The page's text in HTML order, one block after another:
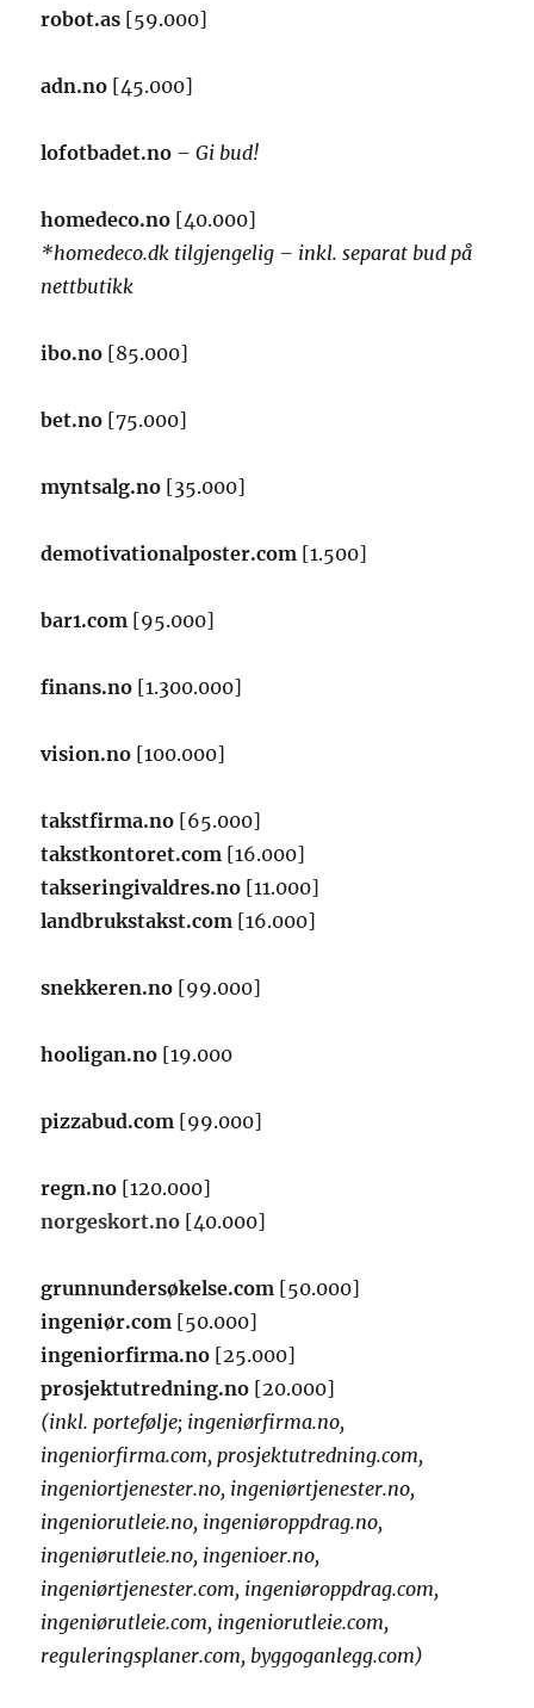
robot.as [59.000]
adn.no [45.000]
lofotbadet.no – Gi bud!
homedeco.no [40.000]
*homedeco.dk tilgjengelig – inkl. separat bud på
nettbutikk
ibo.no [85.000]
bet.no [75.000]
myntsalg.no [35.000]
demotivationalposter.com [1.500]
bar1.com [95.000]
finans.no [1.300.000]
vision.no [100.000]
takstfirma.no [65.000]
takstkontoret.com [16.000]
takseringivaldres.no [11.000]
landbrukstakst.com [16.000]
snekkeren.no [99.000]
hooligan.no [19.000
pizzabud.com [99.000]
regn.no [120.000]
norgeskort.no [40.000]
grunnundersøkelse.com [50.000]
ingeniør.com [50.000]
ingeniorfirma.no [25.000]
prosjektutredning.no [20.000]
(inkl. portefølje; ingeniørfirma.no,
ingeniorfirma.com, prosjektutredning.com,
ingeniortjenester.no, ingeniørtjenester.no,
ingeniorutleie.no, ingeniøroppdrag.no,
ingeniørutleie.no, ingenioer.no,
ingeniørtjenester.com, ingeniøroppdrag.com,
ingeniørutleie.com, ingeniorutleie.com,
reguleringsplaner.com, byggoganlegg.com)